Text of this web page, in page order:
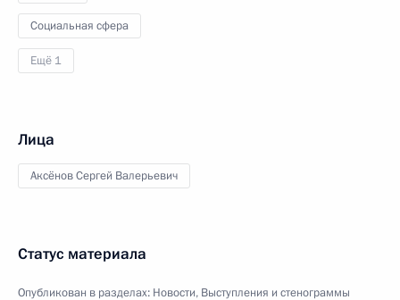
Социальная сфера
Ещё 1
Лица
Аксёнов Сергей Валерьевич
Статус материала
Опубликован в разделах: Новости, Выступления и стенограммы